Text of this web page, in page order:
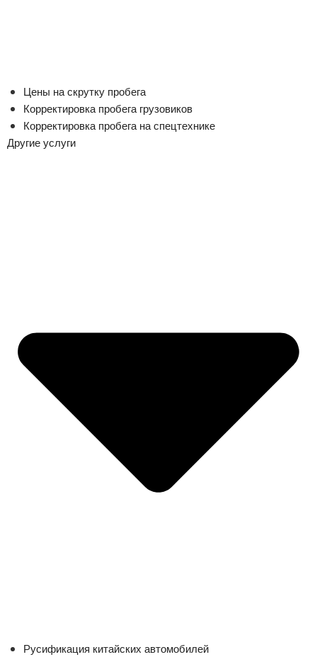
Цены на скрутку пробега
Корректировка пробега грузовиков
Корректировка пробега на спецтехнике
Другие услуги
Русификация китайских автомобилей